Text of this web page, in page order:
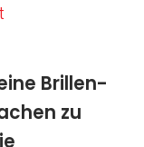
Brillen-
zu